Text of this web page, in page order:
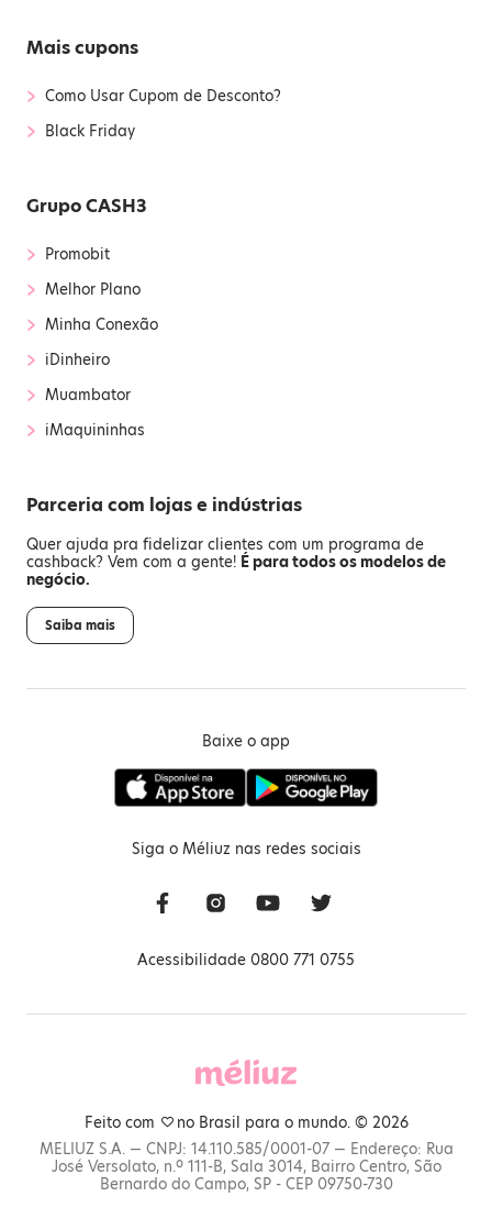
Mais cupons
› Como Usar Cupom de Desconto?
› Black Friday
Grupo CASH3
› Promobit
› Melhor Plano
› Minha Conexão
› iDinheiro
› Muambator
› iMaquininhas
Parceria com lojas e indústrias
Quer ajuda pra fidelizar clientes com um programa de
cashback? Vem com a gente! É para todos os modelos de
negócio.
Saiba mais
Baixe o app
Siga o Méliuz nas redes sociais
Acessibilidade 0800 771 0755
Feito com
no Brasil para o mundo. © 2026
MELIUZ S.A. — CNPJ: 14.110.585/0001-07 — Endereço: Rua
José Versolato, n.º 111-B, Sala 3014, Bairro Centro, São
Bernardo do Campo, SP - CEP 09750-730